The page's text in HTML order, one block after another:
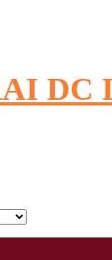
DC